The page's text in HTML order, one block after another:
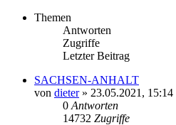
Themen
Antworten
Zugriffe
Letzter Beitrag
SACHSEN-ANHALT
von dieter» 23.05.2021, 15:14
0 Antworten
14732 Zugriffe